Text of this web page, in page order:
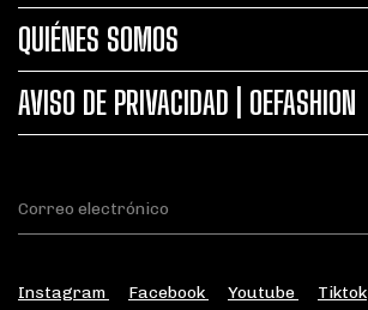
QUIÉNES SOMOS
AVISO DE PRIVACIDAD | OEFASHION
Instagram Facebook Youtube Tiktok